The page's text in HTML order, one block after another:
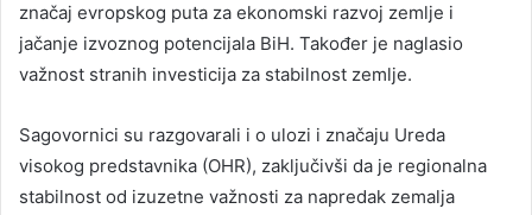
značaj evropskog puta za ekonomski razvoj zemlje i
jačanje izvoznog potencijala BiH. Također je naglasio
važnost stranih investicija za stabilnost zemlje.
Sagovornici su razgovarali i o ulozi i značaju Ureda
visokog predstavnika (OHR), zaključivši da je regionalna
stabilnost od izuzetne važnosti za napredak zemalja